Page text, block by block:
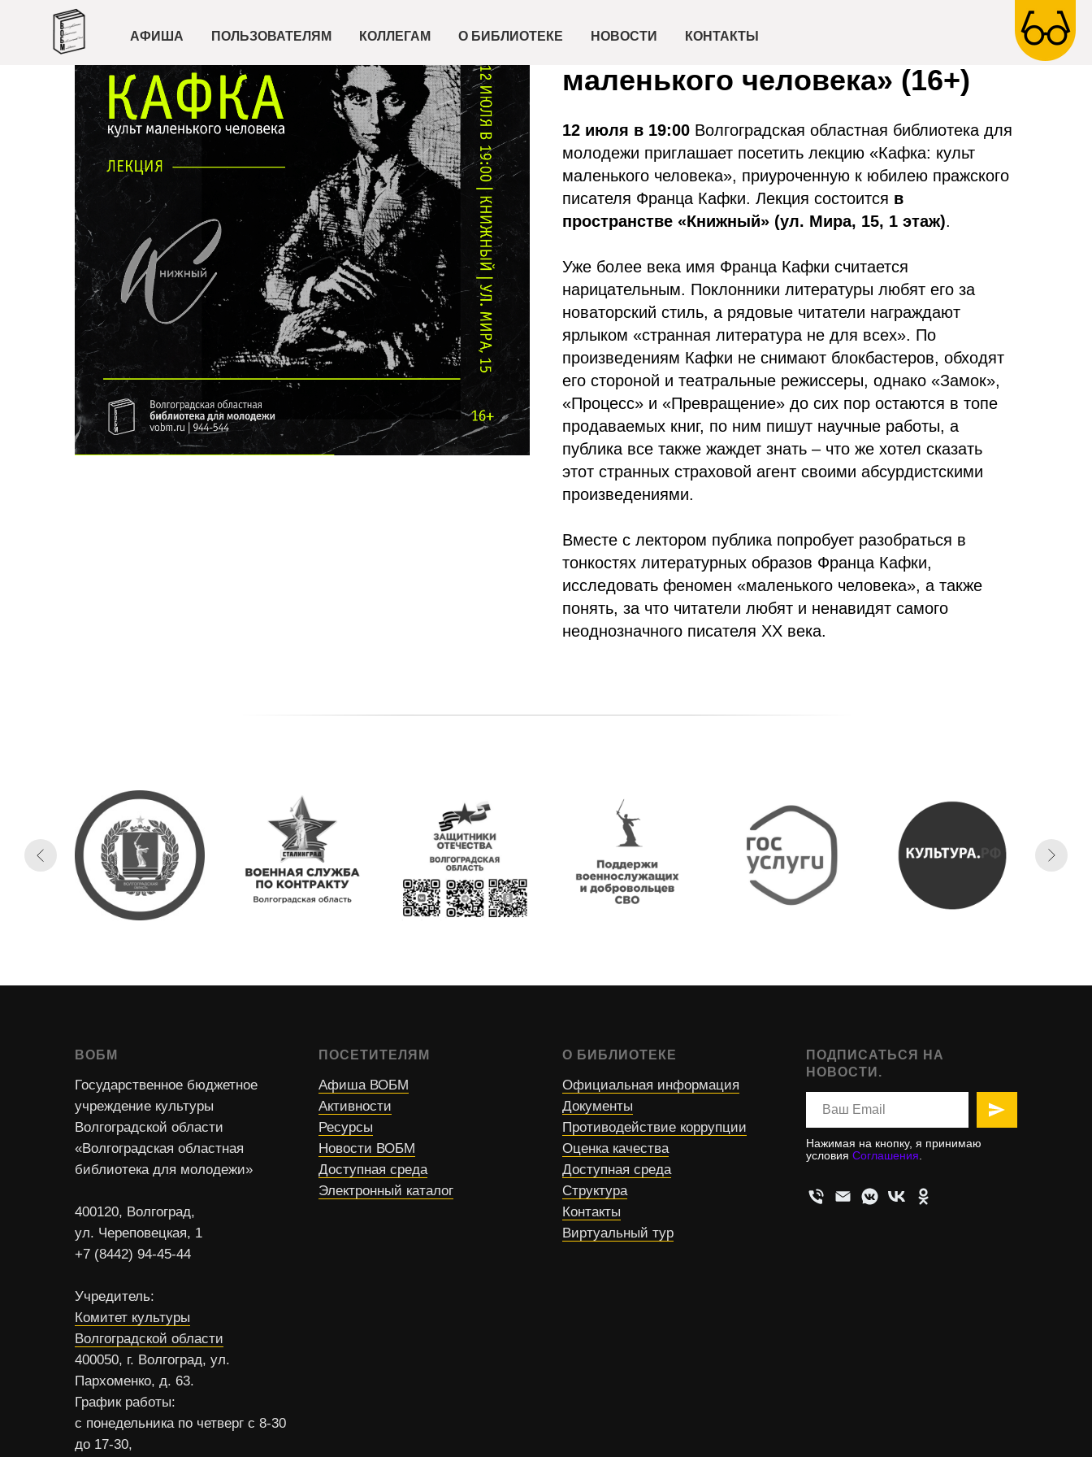
АФИША ПОЛЬЗОВАТЕЛЯМ КОЛЛЕГАМ О БИБЛИОТЕКЕ НОВОСТИ КОНТАКТЫ
Лекция «Кафка: культ
маленького человека» (16+)
12 июля в 19:00 Волгоградская областная библиотека для
молодежи приглашает посетить лекцию «Кафка: культ
маленького человека», приуроченную к юбилею пражского
писателя Франца Кафки. Лекция состоится в
пространстве «Книжный» (ул. Мира, 15, 1 этаж).
Уже более века имя Франца Кафки считается
нарицательным. Поклонники литературы любят его за
новаторский стиль, а рядовые читатели награждают
ярлыком «странная литература не для всех». По
произведениям Кафки не снимают блокбастеров, обходят
его стороной и театральные режиссеры, однако «Замок»,
«Процесс» и «Превращение» до сих пор остаются в топе
продаваемых книг, по ним пишут научные работы, а
публика все также жаждет знать – что же хотел сказать
этот странных страховой агент своими абсурдистскими
произведениями.
Вместе с лектором публика попробует разобраться в
тонкостях литературных образов Франца Кафки,
исследовать феномен «маленького человека», а также
понять, за что читатели любят и ненавидят самого
неоднозначного писателя XX века.
ВОБМ
Государственное бюджетное
учреждение культуры
Волгоградской области
«Волгоградская областная
библиотека для молодежи»
400120, Волгоград,
ул. Череповецкая, 1
+7 (8442) 94-45-44
Учредитель:
Комитет культуры
Волгоградской области
400050, г. Волгоград, ул.
Пархоменко, д. 63.
График работы:
с понедельника по четверг с 8-30
до 17-30,
ПОСЕТИТЕЛЯМ
Афиша ВОБМ
Активности
Ресурсы
Новости ВОБМ
Доступная среда
Электронный каталог
О БИБЛИОТЕКЕ
Официальная информация
Документы
Противодействие коррупции
Оценка качества
Доступная среда
Структура
Контакты
Виртуальный тур
ПОДПИСАТЬСЯ НА
НОВОСТИ.
Нажимая на кнопку, я принимаю
условия Соглашения